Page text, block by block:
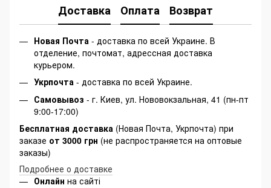
Доставка Оплата Возврат
Новая Почта - доставка по всей Украине. В
отделение, почтомат, адрессная доставка
курьером.
Укрпочта - доставка по всей Украине.
Самовывоз - г. Киев, ул. Нововокзальная, 41 (пн-пт
9:00-17:00)
Бесплатная доставка (Новая Почта, Укрпочта) при
заказе от 3000 грн (не распространяется на оптовые
заказы)
Подробнее о доставке
Онлайн на сайті